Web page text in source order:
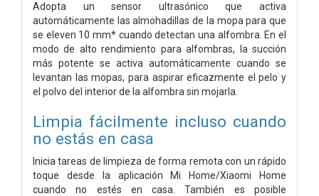
Adopta un sensor ultrasónico que activa
automáticamente las almohadillas de la mopa para que
se eleven 10 mm* cuando detectan una alfombra. En el
modo de alto rendimiento para alfombras, la succión
más potente se activa automáticamente cuando se
levantan las mopas, para aspirar eficazmente el pelo y
el polvo del interior de la alfombra sin mojarla.
Limpia fácilmente incluso cuando
no estás en casa
Inicia tareas de limpieza de forma remota con un rápido
toque desde la aplicación Mi Home/Xiaomi Home
cuando no estés en casa. También es posible